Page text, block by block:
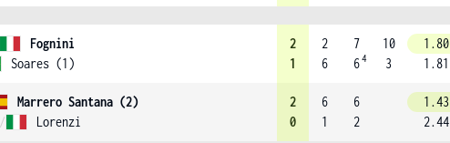
Fognini
Soares (1)
2
1
2
6
7
64
10
3
1.80
1.81
Marrero Santana (2)
/ Lorenzi
2
0
6
1
6
2
1.43
2.44